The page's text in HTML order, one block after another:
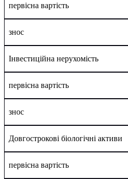
первісна вартість
знос
Інвестиційна нерухомість
первісна вартість
знос
Довгострокові біологічні активи
первісна вартість